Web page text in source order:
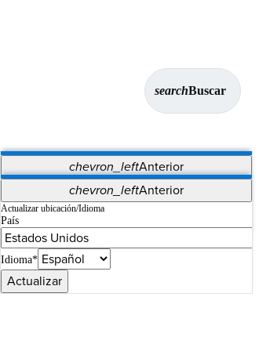
searchBuscar
chevron_leftAnterior
Vet Systems OrthoPedia Patient
Supplier Portal
Synergy Imaging & Resection
chevron_leftAnterior
Actualizar ubicación/Idioma
País
Idioma*
Actualizar